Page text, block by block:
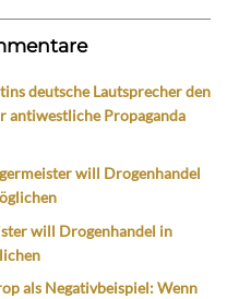
deutsche Lautsprecher den
antiwestliche Propaganda
will Drogenhandel
will Drogenhandel in
als Negativbeispiel: Wenn